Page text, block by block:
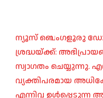
ന്യൂസ് ബെംഗളൂരു
ശ്രദ്ധയ്ക്ക്:
സ്വാഗതം ചെയ്യുന്നു.
വ്യക്തിപരമായ
എന്നിവ ഉൾപ്പെടുന്ന